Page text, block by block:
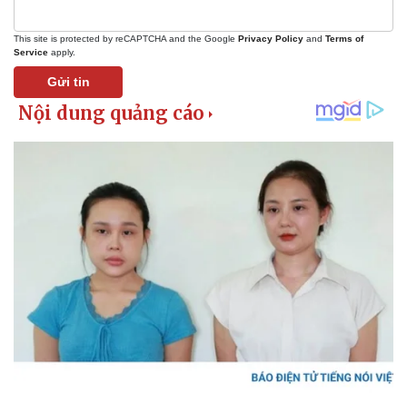
Pháp luật
Vụ án
Tin nóng
Tư vấn luật
This site is protected by reCAPTCHA and the Google Privacy Policy and Terms of
Service apply.
Gửi tin